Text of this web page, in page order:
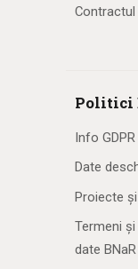
Politici
Info GDPR
Date
Proiecte
Termeni
date BNaR